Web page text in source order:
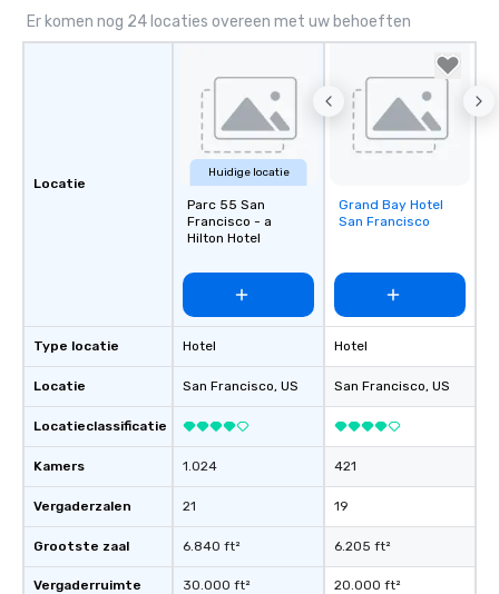
Er komen nog 24 locaties overeen met uw behoeften
Locatie
Type locatie
Locatie
Locatieclassificatie
Kamers
Vergaderzalen
Grootste zaal
Vergaderruimte
Huidige locatie
Parc 55 San
Francisco - a
Hilton Hotel
Hotel
San Francisco, US
1.024
21
6.840 ft²
30.000 ft²
Removed from
favorites
Grand Bay Hotel
San Francisco
Hotel
San Francisco, US
421
19
6.205 ft²
20.000 ft²